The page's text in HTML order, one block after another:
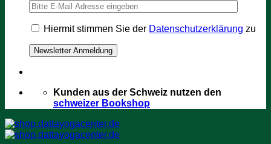
Hiermit stimmen Sie der Datenschutzerklärung zu
Kunden aus der Schweiz nutzen den
schweizer Bookshop